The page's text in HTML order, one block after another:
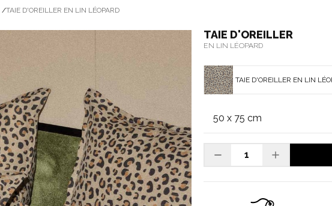
/TAIE D'OREILLER EN LIN LÉOPARD
TAIE D'OREILLER
EN LIN LÉOPARD
TAIE D'OREILLER EN LIN